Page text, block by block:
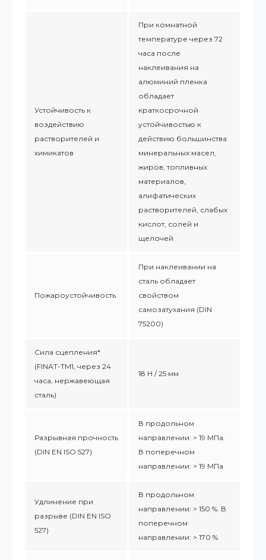
Устойчивость к
воздействию
растворителей и
химикатов
При комнатной
температуре через 72
часа после
наклеивания на
алюминий пленка
обладает
краткосрочной
устойчивостью к
действию большинства
минеральных масел,
жиров, топливных
материалов,
алифатических
растворителей, слабых
кислот, солей и
щелочей
Пожароустойчивость
При наклеивании на
сталь обладает
свойством
самозатухания (DIN
75200)
Сила сцепления*
(FINAT-TM1, через 24
часа, нержавеющая
сталь)
18 Н / 25 мм
Разрывная прочность
(DIN EN ISO 527)
В продольном
направлении: > 19 МПа.
В поперечном
направлении: > 19 МПа
Удлинение при
разрыве (DIN EN ISO
527)
В продольном
направлении: > 150 %. В
поперечном
направлении: > 170 %